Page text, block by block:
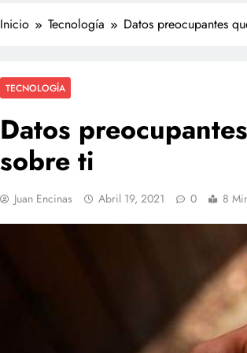
Inicio Tecnología Datos preocupantes
TECNOLOGÍA
Datos
sobre ti
Juan Encinas Abril 19, 2021 0 8
Adulto mayor que
atropellado fue